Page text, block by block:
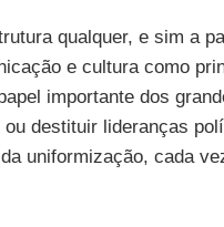
qualquer, e sim a
e cultura como
importante dos
destituir lideranças
uniformização, cada